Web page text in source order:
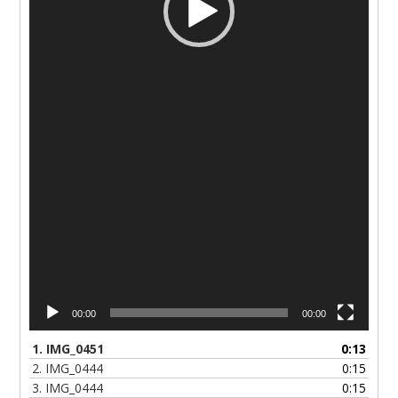
00:00 00:00
1. IMG_0451
0:13
2. IMG_0444
0:15
3. IMG_0444 0:15